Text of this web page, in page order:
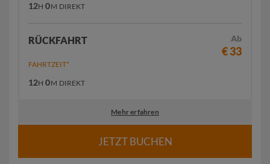
12H 0M DIREKT
RÜCKFAHRT Ab
€ 33
FAHRTZEIT*
12H 0M DIREKT
Mehr erfahren
JETZT BUCHEN